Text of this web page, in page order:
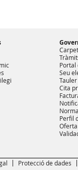
Portal
Seu
Cita
Perfil
Protecció de dades